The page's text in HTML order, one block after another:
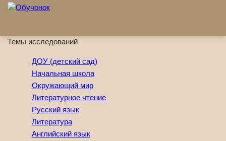
Перейти к основному содержанию
Темы исследований
ДОУ (детский сад)
Начальная школа
Окружающий мир
Литературное чтение
Русский язык
Литература
Английский язык